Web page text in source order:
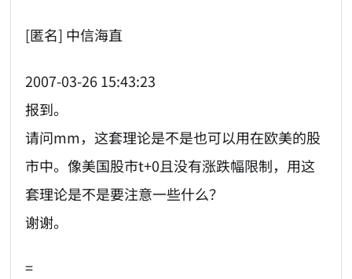
[匿名] 中信海直
2007-03-26 15:43:23
报到。
请问mm，这套理论是不是也可以用在欧美的股
市中。像美国股市t+0且没有涨跌幅限制，用这
套理论是不是要注意一些什么？
谢谢。
=